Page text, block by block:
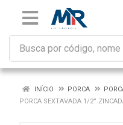
INÍCIO PORCA
PORCA SEXTAVADA 1/2”